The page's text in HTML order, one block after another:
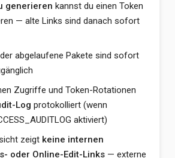
generieren kannst du einen Token
— alte Links sind danach sofort
abgelaufene Pakete sind sofort
Zugriffe und Token-Rotationen
Log protokolliert (wenn
aktiviert)
zeigt keine internen
oder Online-Edit-Links— externe